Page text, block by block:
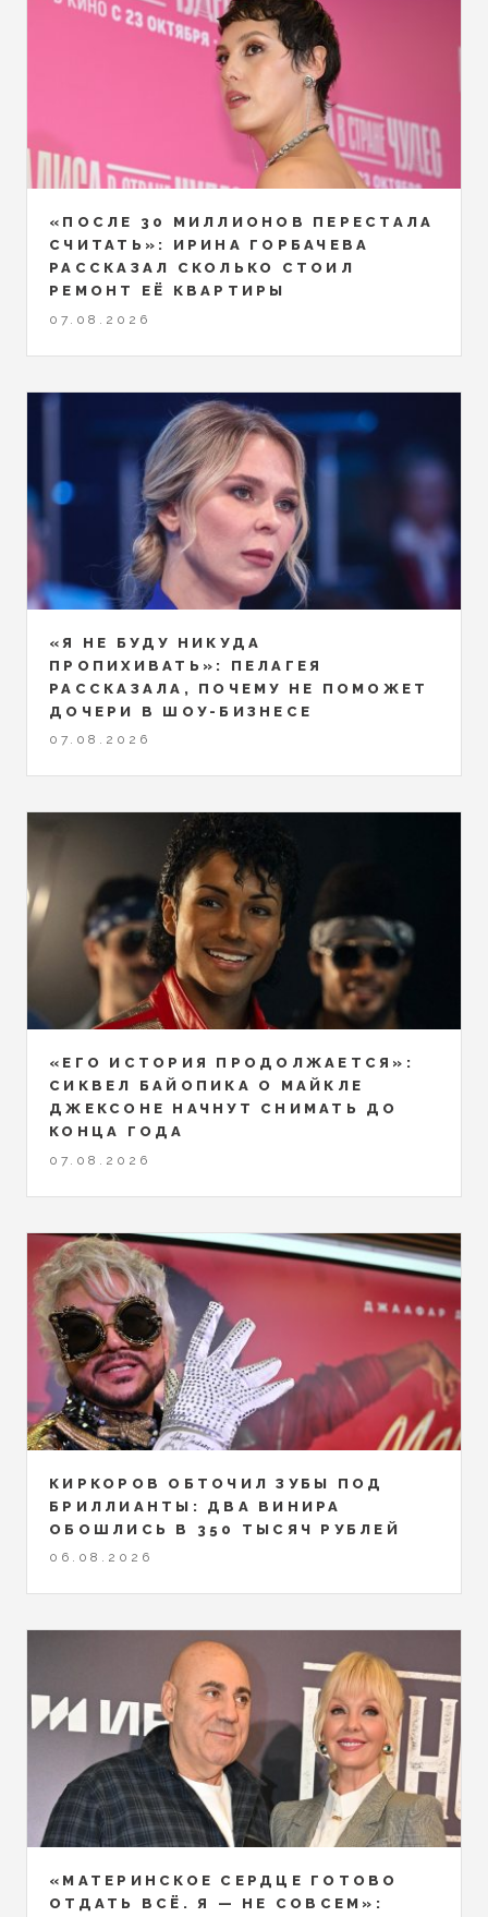
«ПОСЛЕ 30 МИЛЛИОНОВ ПЕРЕСТАЛА
СЧИТАТЬ»: ИРИНА ГОРБАЧЕВА
РАССКАЗАЛ СКОЛЬКО СТОИЛ
РЕМОНТ ЕЁ КВАРТИРЫ
07.08.2026
«Я НЕ БУДУ НИКУДА
ПРОПИХИВАТЬ»: ПЕЛАГЕЯ
РАССКАЗАЛА, ПОЧЕМУ НЕ ПОМОЖЕТ
ДОЧЕРИ В ШОУ-БИЗНЕСЕ
07.08.2026
«ЕГО ИСТОРИЯ ПРОДОЛЖАЕТСЯ»:
СИКВЕЛ БАЙОПИКА О МАЙКЛЕ
ДЖЕКСОНЕ НАЧНУТ СНИМАТЬ ДО
КОНЦА ГОДА
07.08.2026
КИРКОРОВ ОБТОЧИЛ ЗУБЫ ПОД
БРИЛЛИАНТЫ: ДВА ВИНИРА
ОБОШЛИСЬ В 350 ТЫСЯЧ РУБЛЕЙ
06.08.2026
«МАТЕРИНСКОЕ СЕРДЦЕ ГОТОВО
ОТДАТЬ ВСЁ. Я — НЕ СОВСЕМ»: